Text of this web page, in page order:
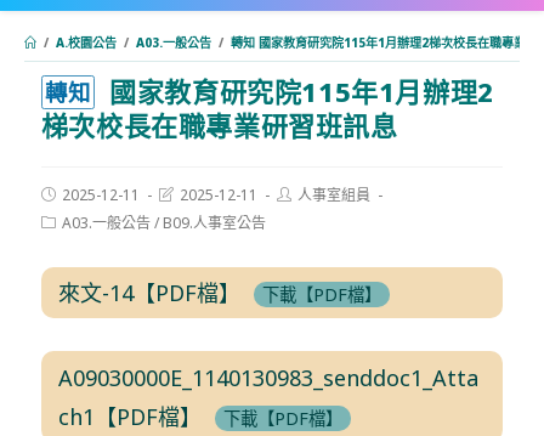
/ A.校園公告 / A03.一般公告 / 轉知 國家教育研究院115年1月辦理2梯次校長在職專業研
轉知
國家教育研究院115年1月辦理2
梯次校長在職專業研習班訊息
Post
published:
2025-12-11
Post
modified:
2025-12-11
Post人事室組員
PostA03.一般公告/ B09.人事室公告
來文-14【PDF檔】 下載【PDF檔】
A09030000E_1140130983_senddoc1_Atta
ch1【PDF檔】
下載【PDF檔】